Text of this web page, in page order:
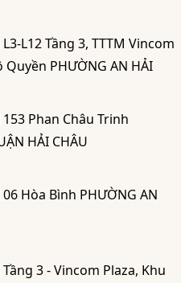
L12 Tầng 3, TTTM Vincom
PHƯỜNG AN HẢI
Phan Châu Trinh
HẢI CHÂU
Hòa Bình PHƯỜNG AN
3 - Vincom Plaza, Khu